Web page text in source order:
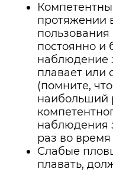
протяжении
постоянно и
наблюдение
плавает или
(помните,
наибольший
наблюдения
раз во время
Слабые
плавать,